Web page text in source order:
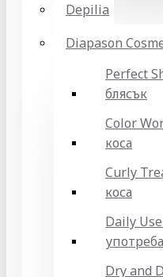
Depilia
Diapason
Perfect
блясък
Color
коса
Curly
коса
Daily
употреба
Dry and